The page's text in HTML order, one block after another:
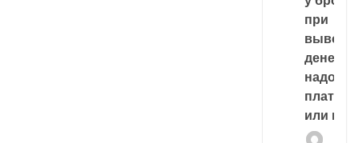
при
выводе
денег,
надо
платить
или